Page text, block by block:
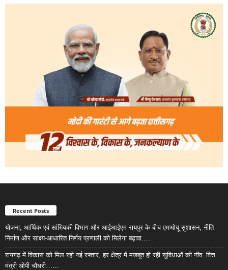
Recent Posts
योजना, आर्थिक एवं सांख्यिकी विभाग और आईआईएम रायपुर के बीच एमओयू सुशासन, नीति
निर्माण और साक्ष्य-आधारित निर्णय प्रणाली को मिलेगा बढ़ावा….
रायगढ़ में विकास को मिल रही नई रफ्तार, हर क्षेत्र में मजबूत हो रही सुविधाओं की नींव: वित्त
मंत्री ओपी चौधरी……